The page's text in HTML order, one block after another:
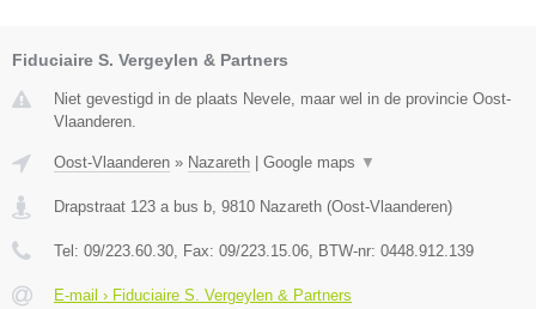
Fiduciaire S. Vergeylen & Partners
Niet gevestigd in de plaats Nevele, maar wel in de provincie Oost-
Vlaanderen.
Oost-Vlaanderen » Nazareth | Google maps ▼
Drapstraat 123 a bus b 9810 Nazareth (Oost-Vlaanderen)
Tel: 09/223.60.30 , Fax: 09/223.15.06 , BTW-nr: 0448.912.139
E-mail › Fiduciaire S. Vergeylen & Partners